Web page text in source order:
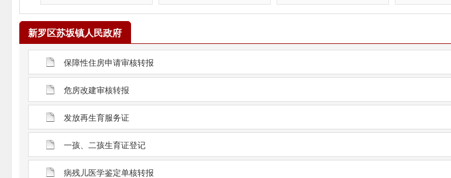
新罗区苏坂镇人民政府
保障性住房申请审核转报
危房改建审核转报
发放再生育服务证
一孩、二孩生育证登记
病残儿医学鉴定单核转报